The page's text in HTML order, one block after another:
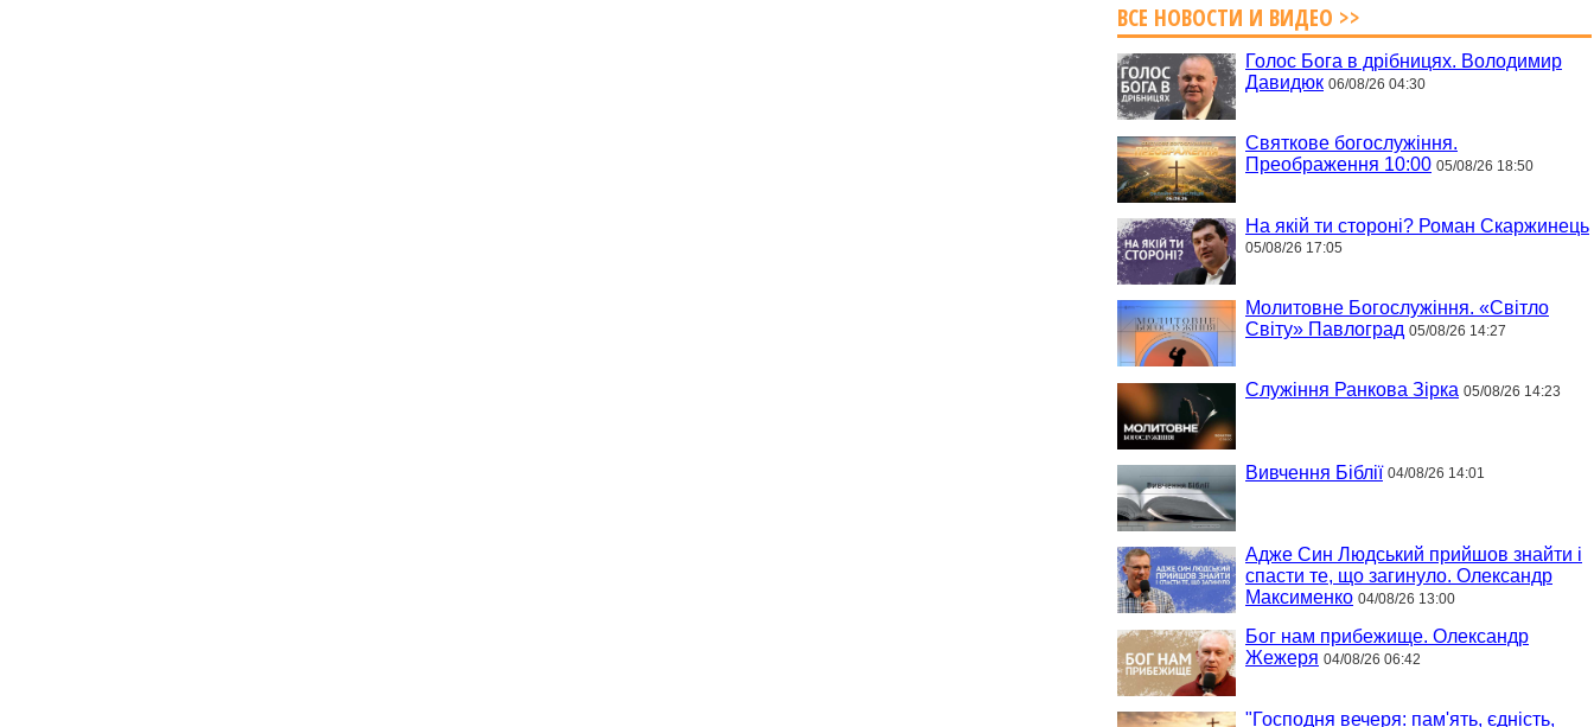
ВСЕ НОВОСТИ И ВИДЕО >>
Голос Бога в дрібницях. Володимир
Давидюк 06/08/26 04:30
Святкове богослужіння.
Преображення 10:00 05/08/26 18:50
На якій ти стороні? Роман Скаржинець
05/08/26 17:05
Молитовне Богослужіння. «Світло
Світу» Павлоград 05/08/26 14:27
Служіння Ранкова Зірка 05/08/26 14:23
Вивчення Біблії 04/08/26 14:01
Адже Син Людський прийшов знайти і
спасти те, що загинуло. Олександр
Максименко 04/08/26 13:00
Бог нам прибежище. Олександр
Жежеря 04/08/26 06:42
"Господня вечеря: пам'ять, єдність,